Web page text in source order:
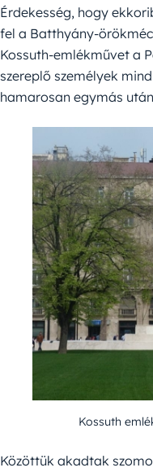
Érdekesség, hogy
fel a Batthyány-
Kossuth-emlékművet a
szereplő személyek
hamarosan egymás
Kossuth
Közöttük akadtak